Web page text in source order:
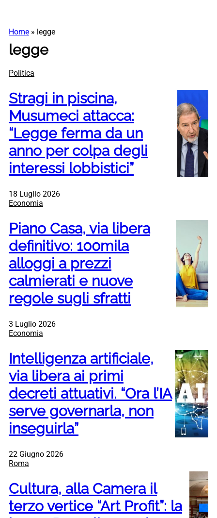
Home » legge
legge
Politica
Stragi in piscina,
Musumeci attacca:
“Legge ferma da un
anno per colpa degli
interessi lobbistici”
18 Luglio 2026
Economia
Piano Casa, via libera
definitivo: 100mila
alloggi a prezzi
calmierati e nuove
regole sugli sfratti
3 Luglio 2026
Economia
Intelligenza artificiale,
via libera ai primi
decreti attuativi. “Ora l’IA
serve governarla, non
inseguirla”
22 Giugno 2026
Roma
Cultura, alla Camera il
terzo vertice “Art Profit”: la